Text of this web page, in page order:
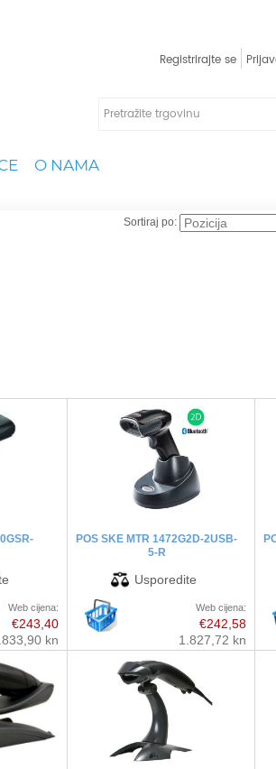
Registrirajte se
O NAMA
Sortiraj po:
Web cijena:
€243,40
kn
POS SKE MTR 1472G2D-2USB-
5-R
Web cijena:
€242,58
1.827,72 kn